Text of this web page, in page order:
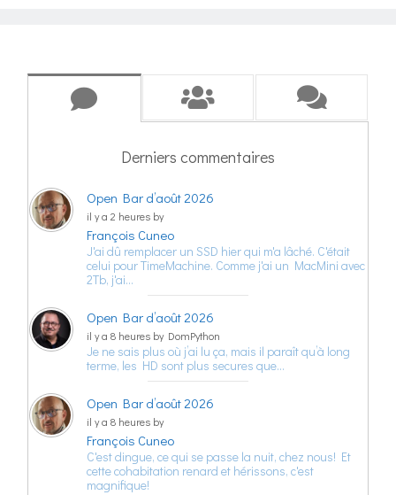
Derniers commentaires
Open Bar d’août 2026
il y a 2 heures by
François Cuneo
J'ai dû remplacer un SSD hier qui m'a lâché. C'était
celui pour TimeMachine. Comme j'ai un MacMini avec
2Tb, j'ai…
Open Bar d’août 2026
il y a 8 heures by DomPython
Je ne sais plus où j’ai lu ça, mais il paraît qu’à long
terme, les HD sont plus secures que…
Open Bar d’août 2026
il y a 8 heures by
François Cuneo
C'est dingue, ce qui se passe la nuit, chez nous! Et
cette cohabitation renard et hérissons, c'est
magnifique!